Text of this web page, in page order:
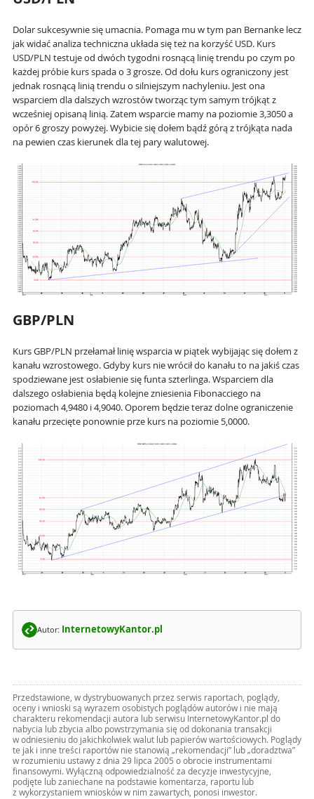
Dolar sukcesywnie się umacnia. Pomaga mu w tym pan Bernanke lecz
jak widać analiza techniczna układa się też na korzyść USD. Kurs
USD/PLN testuje od dwóch tygodni rosnącą linię trendu po czym po
każdej próbie kurs spada o 3 grosze. Od dołu kurs ograniczony jest
jednak rosnącą linią trendu o silniejszym nachyleniu. Jest ona
wsparciem dla dalszych wzrostów tworząc tym samym trójkąt z
wcześniej opisaną linią. Zatem wsparcie mamy na poziomie 3,3050 a
opór 6 groszy powyżej. Wybicie się dołem bądź górą z trójkąta nada
na pewien czas kierunek dla tej pary walutowej.
GBP/PLN
Kurs GBP/PLN przełamał linię wsparcia w piątek wybijając się dołem z
kanału wzrostowego. Gdyby kurs nie wrócił do kanału to na jakiś czas
spodziewane jest osłabienie się funta szterlinga. Wsparciem dla
dalszego osłabienia będą kolejne zniesienia Fibonacciego na
poziomach 4,9480 i 4,9040. Oporem będzie teraz dolne ograniczenie
kanału przecięte ponownie prze kurs na poziomie 5,0000.
Autor: InternetowyKantor.pl
Przedstawione, w dystrybuowanych przez serwis raportach, poglądy,
oceny i wnioski są wyrazem osobistych poglądów autorów i nie mają
charakteru rekomendacji autora lub serwisu InternetowyKantor.pl do
nabycia lub zbycia albo powstrzymania się od dokonania transakcji
w odniesieniu do jakichkolwiek walut lub papierów wartościowych. Poglądy
te jak i inne treści raportów nie stanowią „rekomendacji” lub „doradztwa”
w rozumieniu ustawy z dnia 29 lipca 2005 o obrocie instrumentami
finansowymi. Wyłączną odpowiedzialność za decyzje inwestycyjne,
podjęte lub zaniechane na podstawie komentarza, raportu lub
z wykorzystaniem wniosków w nim zawartych, ponosi inwestor.